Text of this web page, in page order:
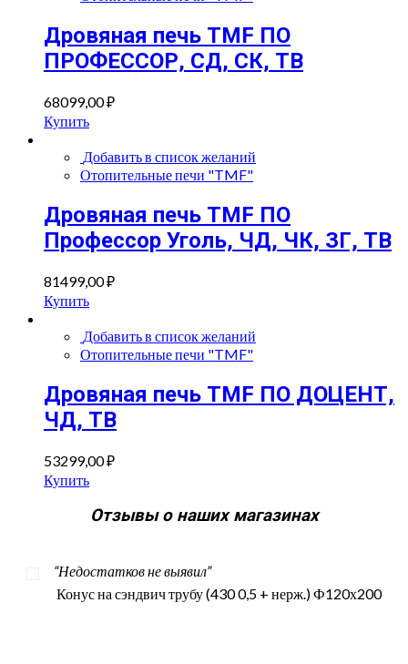
Дровяная печь TMF ПО
ПРОФЕССОР, СД, СК, ТВ
68099,00₽
Купить
Добавить в список желаний
Отопительные печи "TMF"
Дровяная печь TMF ПО
Профессор Уголь, ЧД, ЧК, ЗГ, ТВ
81499,00₽
Купить
Добавить в список желаний
Отопительные печи "TMF"
Дровяная печь TMF ПО ДОЦЕНТ,
ЧД, ТВ
53299,00₽
Купить
Отзывы о наших магазинах
“Недостатков не выявил”
Конус на сэндвич трубу (430 0,5 + нерж.) Ф120х200